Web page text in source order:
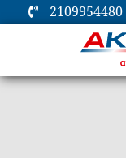
2109954480